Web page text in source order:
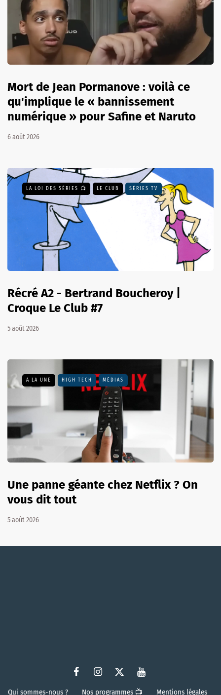
Mort de Jean Pormanove : voilà ce
qu'implique le « bannissement
numérique » pour Safine et Naruto
6 août 2026
LA LOI DES SÉRIES 📺 LE CLUB SÉRIES TV
Récré A2 - Bertrand Boucheroy |
Croque Le Club #7
5 août 2026
A LA UNE HIGH TECH MÉDIAS
Une panne géante chez Netflix ? On
vous dit tout
5 août 2026
Qui sommes-nous ? Nos programmes 📺 Mentions légales